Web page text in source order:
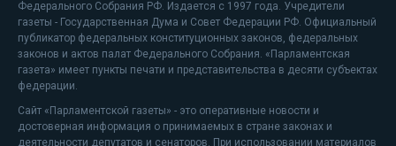
Федерального Собрания РФ. Издается с 1997 года. Учредители
газеты - Государственная Дума и Совет Федерации РФ. Официальный
публикатор федеральных конституционных законов, федеральных
законов и актов палат Федерального Собрания. «Парламентская
газета» имеет пункты печати и представительства в десяти субъектах
федерации.
Сайт «Парламентской газеты» - это оперативные новости и
достоверная информация о принимаемых в стране законах и
деятельности депутатов и сенаторов. При использовании материалов